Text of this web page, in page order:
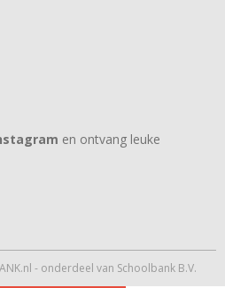
en ontvang leuke
- onderdeel van Schoolbank B.V.